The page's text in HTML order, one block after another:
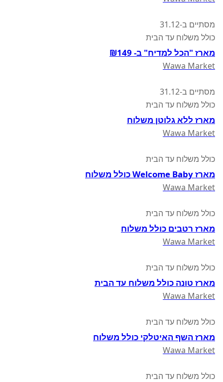
מסתיים ב-31.12
כולל משלוח עד הבית
מארז "הכל למדיח" ב- ₪149
Wawa Market
מסתיים ב-31.12
כולל משלוח עד הבית
מארז ללא גלוטן משלוח
Wawa Market
כולל משלוח עד הבית
מארז Welcome Baby כולל משלוח
Wawa Market
כולל משלוח עד הבית
מארז רטבים כולל משלוח
Wawa Market
כולל משלוח עד הבית
מארז טונה כולל משלוח עד הבית
Wawa Market
כולל משלוח עד הבית
מארז השף האיטלקי כולל משלוח
Wawa Market
כולל משלוח עד הבית